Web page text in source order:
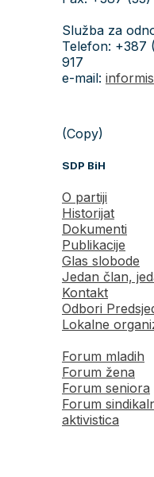
Služba za
Telefon: +387
917
e-mail:
(Copy)
SDP BiH
O partiji
Historijat
Dokumenti
Publikacije
Glas slobode
Jedan član,
Kontakt
Odbori
Lokalne
Forum mladih
Forum žena
Forum seniora
Forum
aktivistica